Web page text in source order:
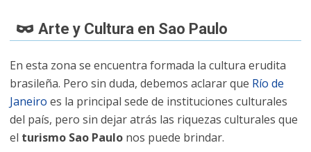
Arte y Cultura en Sao Paulo
En esta zona se encuentra formada la cultura erudita
brasileña. Pero sin duda, debemos aclarar que Río de
Janeiro es la principal sede de instituciones culturales
del país, pero sin dejar atrás las riquezas culturales que
el turismo Sao Paulo nos puede brindar.